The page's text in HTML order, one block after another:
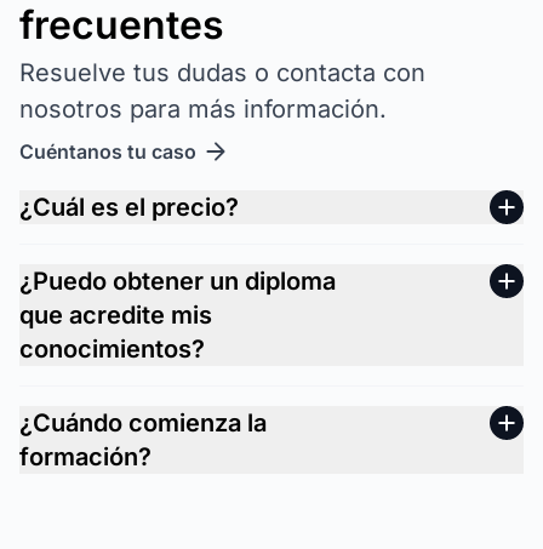
frecuentes
Resuelve tus dudas o contacta con
nosotros para más información.
Cuéntanos tu caso
¿Cuál es el precio?
¿Puedo obtener un diploma
que acredite mis
conocimientos?
¿Cuándo comienza la
formación?